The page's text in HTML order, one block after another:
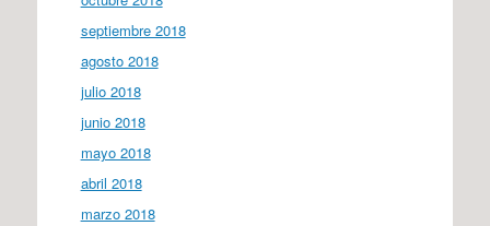
septiembre 2018
agosto 2018
julio 2018
junio 2018
mayo 2018
abril 2018
marzo 2018